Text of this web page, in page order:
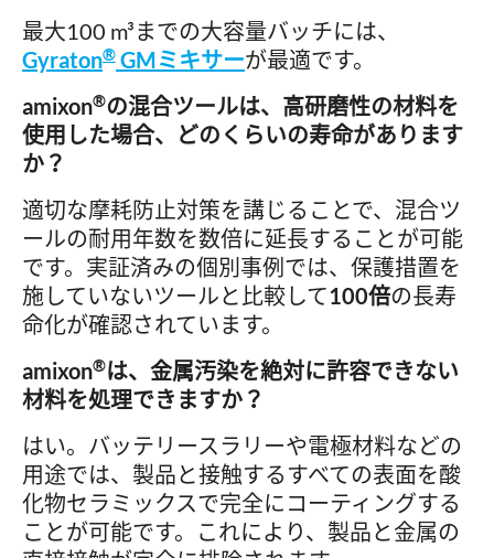
最大100 m³までの大容量バッチには、
Gyraton® GMミキサーが最適です。
amixon®の混合ツールは、高研磨性の材料を
使用した場合、どのくらいの寿命があります
か？
適切な摩耗防止対策を講じることで、混合ツ
ールの耐用年数を数倍に延長することが可能
です。実証済みの個別事例では、保護措置を
施していないツールと比較して100倍の長寿
命化が確認されています。
amixon®は、金属汚染を絶対に許容できない
材料を処理できますか？
はい。バッテリースラリーや電極材料などの
用途では、製品と接触するすべての表面を酸
化物セラミックスで完全にコーティングする
ことが可能です。これにより、製品と金属の